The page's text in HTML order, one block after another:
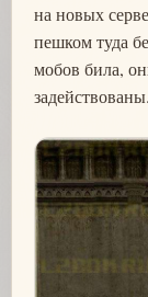
на новых
пешком туда
мобов била,
задействованы.